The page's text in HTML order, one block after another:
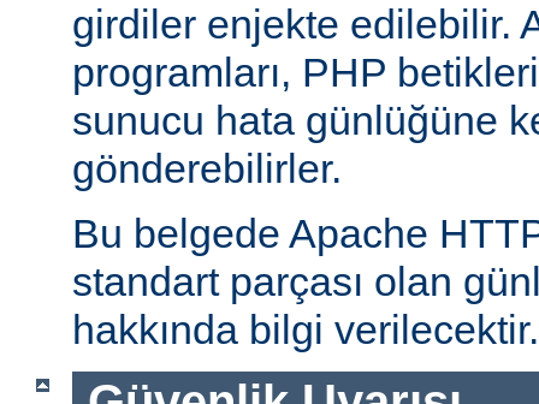
girdiler enjekte edilebilir.
programları, PHP
sunucu hata günlüğüne
gönderebilirler.
Bu belgede Apache
standart parçası olan
hakkında bilgi verilecektir.